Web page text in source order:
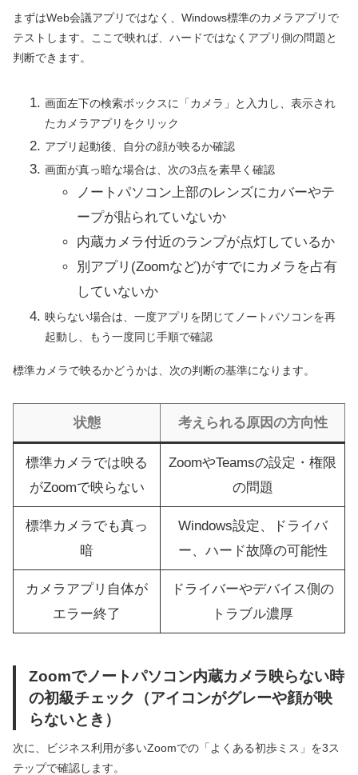
まずはWeb会議アプリではなく、Windows標準のカメラアプリで
テストします。ここで映れば、ハードではなくアプリ側の問題と
判断できます。
画面左下の検索ボックスに「カメラ」と入力し、表示され
たカメラアプリをクリック
アプリ起動後、自分の顔が映るか確認
画面が真っ暗な場合は、次の3点を素早く確認
ノートパソコン上部のレンズにカバーやテ
ープが貼られていないか
内蔵カメラ付近のランプが点灯しているか
別アプリ(Zoomなど)がすでにカメラを占有
していないか
映らない場合は、一度アプリを閉じてノートパソコンを再
起動し、もう一度同じ手順で確認
標準カメラで映るかどうかは、次の判断の基準になります。
状態 考えられる原因の方向性
標準カメラでは映る
がZoomで映らない
ZoomやTeamsの設定・権限
の問題
標準カメラでも真っ
暗
Windows設定、ドライバ
ー、ハード故障の可能性
カメラアプリ自体が
エラー終了
ドライバーやデバイス側の
トラブル濃厚
Zoomでノートパソコン内蔵カメラ映らない時
の初級チェック（アイコンがグレーや顔が映
らないとき）
次に、ビジネス利用が多いZoomでの「よくある初歩ミス」を3ス
テップで確認します。